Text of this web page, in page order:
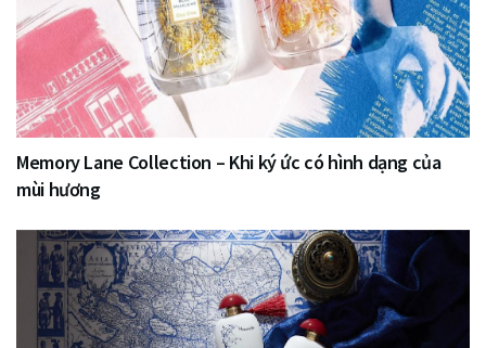
Memory Lane Collection – Khi ký ức có hình dạng của
mùi hương